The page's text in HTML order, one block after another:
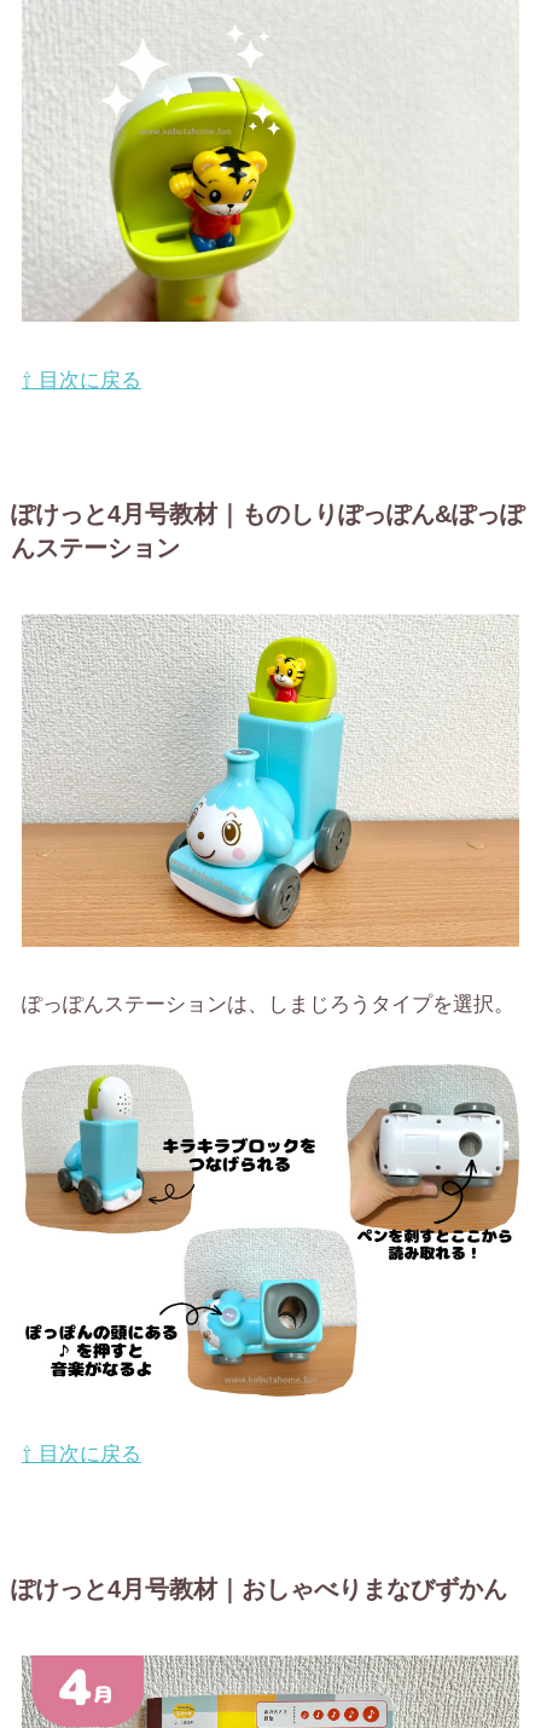
⇧ 目次に戻る
ぽけっと4月号教材｜ものしりぽっぽん&ぽっぽ
んステーション
ぽっぽんステーションは、しまじろうタイプを選択。
⇧ 目次に戻る
ぽけっと4月号教材｜おしゃべりまなびずかん